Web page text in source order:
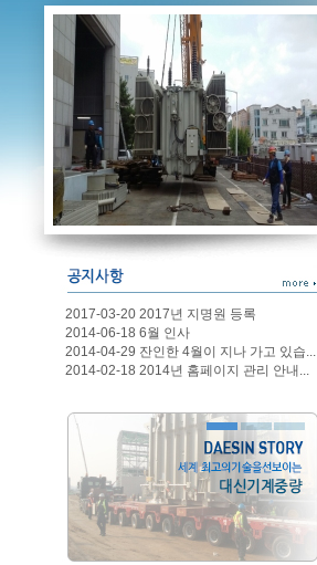
2017-03-20 2017년 지명원 등록
2014-06-18 6월 인사
2014-04-29 잔인한 4월이 지나 가고 있습...
2014-02-18 2014년 홈페이지 관리 안내...